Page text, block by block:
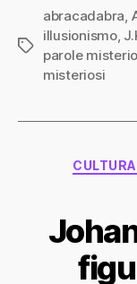
Tag
abracadabra,
illusionismo,
parole
misteriosi
CULTURA